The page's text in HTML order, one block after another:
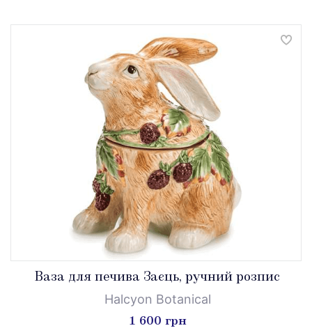
Ваза для печива Заєць, ручний розпис
Halcyon Botanical
1 600 грн